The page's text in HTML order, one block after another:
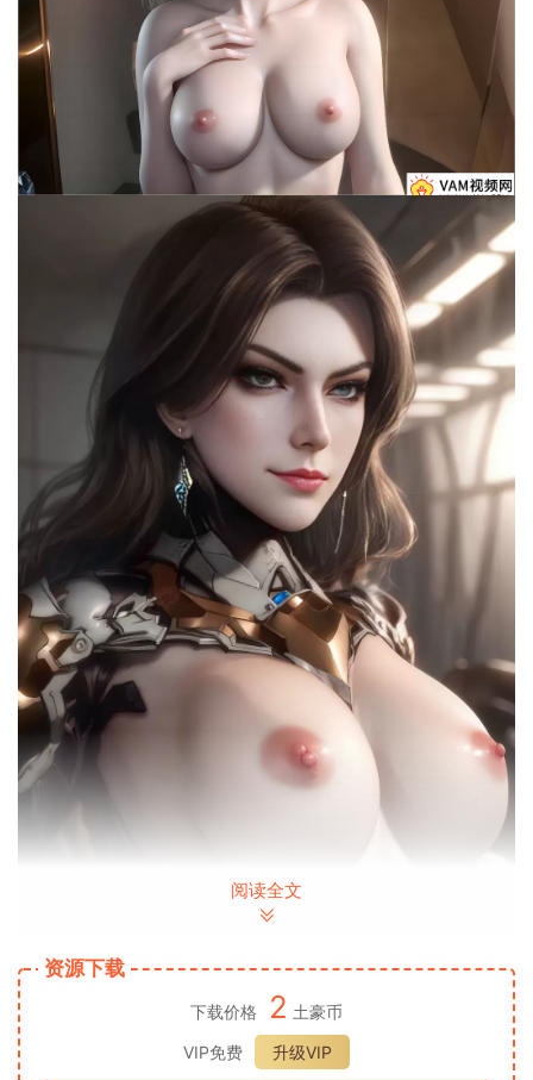
阅读全文
资源下载
下载价格 2 土豪币
VIP免费
升级VIP